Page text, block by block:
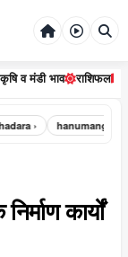
कृषि व मंडी भाव राशिफल
› hanumangarh ›
कार्यों